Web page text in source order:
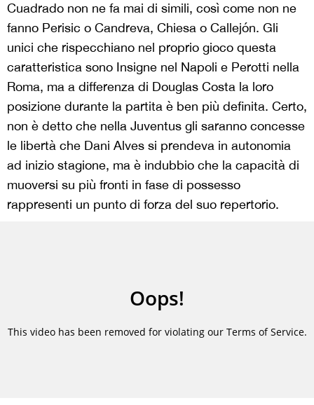
Cuadrado non ne fa mai di simili, così come non ne
fanno Perisic o Candreva, Chiesa o Callejón. Gli
unici che rispecchiano nel proprio gioco questa
caratteristica sono Insigne nel Napoli e Perotti nella
Roma, ma a differenza di Douglas Costa la loro
posizione durante la partita è ben più definita. Certo,
non è detto che nella Juventus gli saranno concesse
le libertà che Dani Alves si prendeva in autonomia
ad inizio stagione, ma è indubbio che la capacità di
muoversi su più fronti in fase di possesso
rappresenti un punto di forza del suo repertorio.